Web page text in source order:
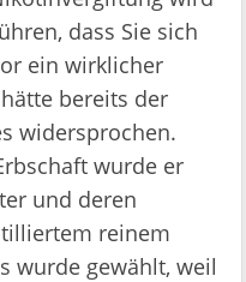
dass Sie sich
ein wirklicher
bereits der
widersprochen.
wurde er
und deren
reinem
wurde gewählt, weil